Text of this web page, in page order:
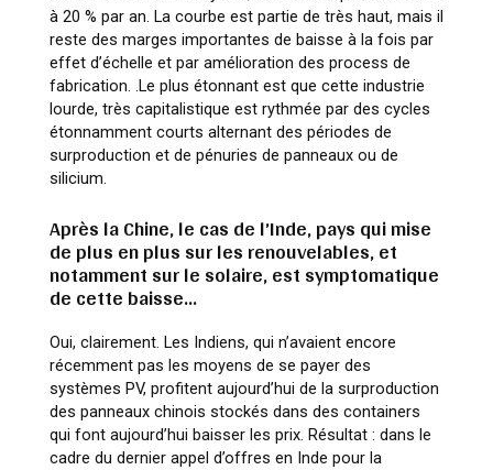
à 20 % par an. La courbe est partie de très haut, mais il
reste des marges importantes de baisse à la fois par
effet d’échelle et par amélioration des process de
fabrication. .Le plus étonnant est que cette industrie
lourde, très capitalistique est rythmée par des cycles
étonnamment courts alternant des périodes de
surproduction et de pénuries de panneaux ou de
silicium.
Après la Chine, le cas de l’Inde, pays qui mise
de plus en plus sur les renouvelables, et
notamment sur le solaire, est symptomatique
de cette baisse…
Oui, clairement. Les Indiens, qui n’avaient encore
récemment pas les moyens de se payer des
systèmes PV, profitent aujourd’hui de la surproduction
des panneaux chinois stockés dans des containers
qui font aujourd’hui baisser les prix. Résultat : dans le
cadre du dernier appel d’offres en Inde pour la